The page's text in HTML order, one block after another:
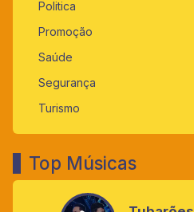
Politica
Promoção
Saúde
Segurança
Turismo
Top Músicas